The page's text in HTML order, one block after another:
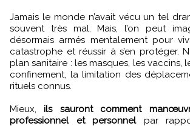
Jamais le monde n’avait vécu un tel
souvent très mal. Mais, l’on peut
désormais armés mentalement pour
catastrophe et réussir à s’en protéger.
plan sanitaire : les masques, les vaccins,
confinement, la limitation des
rituels connus.
Mieux,ils sauront comment
professionnel et personnelpar